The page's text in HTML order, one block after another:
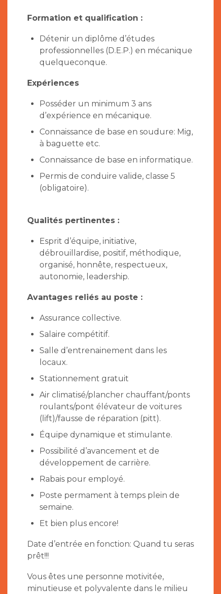
Formation et qualification :
Détenir un diplôme d’études
professionnelles (D.E.P.) en mécanique
quelqueconque.
Expériences
Posséder un minimum 3 ans
d’expérience en mécanique.
Connaissance de base en soudure: Mig,
à baguette etc.
Connaissance de base en informatique.
Permis de conduire valide, classe 5
(obligatoire).
Qualités pertinentes :
Esprit d’équipe, initiative,
débrouillardise, positif, méthodique,
organisé, honnête, respectueux,
autonomie, leadership.
Avantages reliés au poste :
Assurance collective.
Salaire compétitif.
Salle d’entrenainement dans les
locaux.
Stationnement gratuit
Air climatisé/plancher chauffant/ponts
roulants/pont élévateur de voitures
(lift)/fausse de réparation (pitt).
Équipe dynamique et stimulante.
Possibilité d’avancement et de
développement de carrière.
Rabais pour employé.
Poste permament à temps plein de
semaine.
Et bien plus encore!
Date d’entrée en fonction: Quand tu seras
prêt!!!
Vous êtes une personne motivitée,
minutieuse et polyvalente dans le milieu